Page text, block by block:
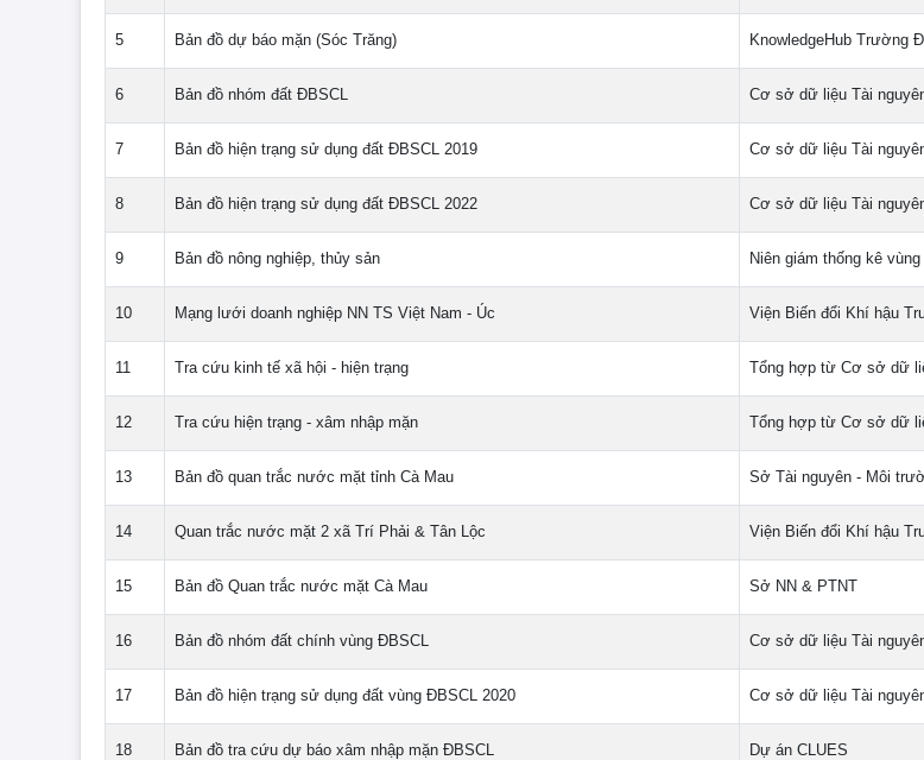
5 Bản đồ dự báo mặn (Sóc Trăng) KnowledgeHub Trường
6 Bản đồ nhóm đất ĐBSCL Cơ sở dữ liệu Tài
7 Bản đồ hiện trạng sử dụng đất ĐBSCL 2019 Cơ sở dữ liệu Tài
8 Bản đồ hiện trạng sử dụng đất ĐBSCL 2022 Cơ sở dữ liệu Tài
9 Bản đồ nông nghiệp, thủy sản Niên giám thống kê
10 Mạng lưới doanh nghiệp NN TS Việt Nam - Úc Viện Biến đổi Khí hậu
11 Tra cứu kinh tế xã hội - hiện trạng Tổng hợp từ Cơ sở dữ
12 Tra cứu hiện trạng - xâm nhập mặn Tổng hợp từ Cơ sở dữ
13 Bản đồ quan trắc nước mặt tỉnh Cà Mau Sở Tài nguyên - Môi
14 Quan trắc nước mặt 2 xã Trí Phải & Tân Lộc Viện Biến đổi Khí hậu
15 Bản đồ Quan trắc nước mặt Cà Mau Sở NN & PTNT
16 Bản đồ nhóm đất chính vùng ĐBSCL Cơ sở dữ liệu Tài
17 Bản đồ hiện trạng sử dụng đất vùng ĐBSCL 2020 Cơ sở dữ liệu Tài
18 Bản đồ tra cứu dự báo xâm nhập mặn ĐBSCL Dự án CLUES